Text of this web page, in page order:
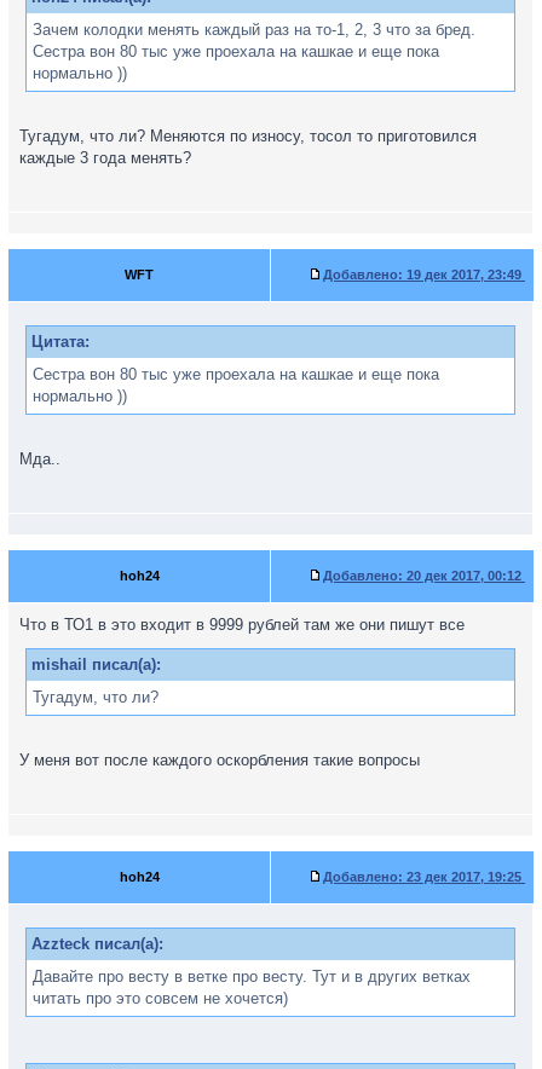
Зачем колодки менять каждый раз на то-1, 2, 3 что за бред.
Сестра вон 80 тыс уже проехала на кашкае и еще пока
нормально ))
Тугадум, что ли? Меняются по износу, тосол то приготовился
каждые 3 года менять?
WFT Добавлено: 19 дек 2017, 23:49
Цитата:
Сестра вон 80 тыс уже проехала на кашкае и еще пока
нормально ))
Мда..
hoh24 Добавлено: 20 дек 2017, 00:12
Что в ТО1 в это входит в 9999 рублей там же они пишут все
mishail писал(а):
Тугадум, что ли?
У меня вот после каждого оскорбления такие вопросы
hoh24 Добавлено: 23 дек 2017, 19:25
Azzteck писал(а):
Давайте про весту в ветке про весту. Тут и в других ветках
читать про это совсем не хочется)